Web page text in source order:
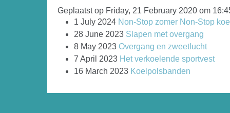
Geplaatst op Friday, 21 February 2020 om
1 July 2024 Non-Stop zomer Non-Stop
28 June 2023 Slapen met overgang
8 May 2023 Overgang en zweetlucht
7 April 2023 Het verkoelende sportvest
16 March 2023 Koelpolsbanden